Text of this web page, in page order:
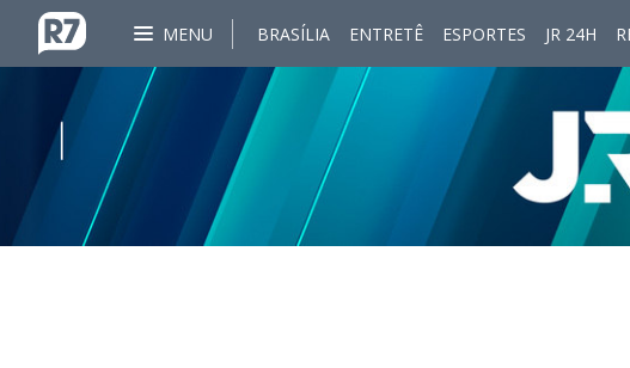
MENU BRASÍLIA ENTRETÊ ESPORTES JR 24H